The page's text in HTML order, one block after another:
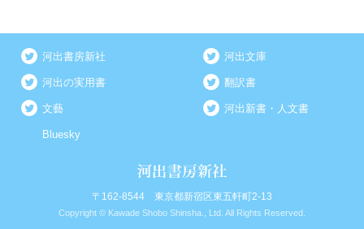
河出書房新社 河出文庫
河出の実用書 翻訳書
文藝 河出新書・人文書
Bluesky
〒162-8544 東京都新宿区東五軒町2-13
Copyright © Kawade Shobo Shinsha., Ltd. All Rights Reserved.